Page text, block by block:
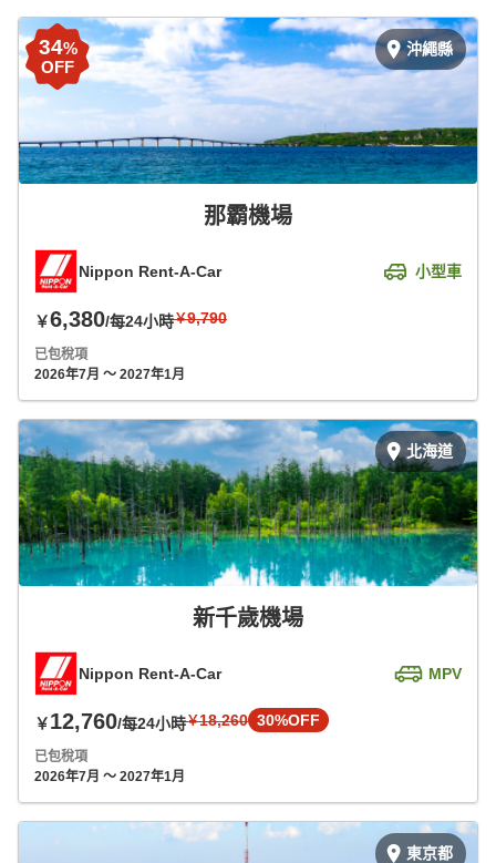
沖繩縣
那霸機場
Nippon Rent-A-Car 小型車
￥6,380/每24小時￥9,790
34%
OFF
已包稅項
2026年7月 ～ 2027年1月
北海道
新千歲機場
Nippon Rent-A-Car MPV
￥12,760/每24小時￥18,260 30%OFF
已包稅項
2026年7月 ～ 2027年1月
東京都